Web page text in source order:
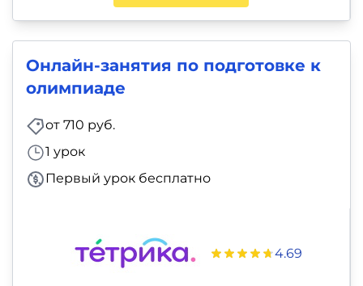
Онлайн-занятия по подготовке к
олимпиаде
от 710 руб.
1 урок
Первый урок бесплатно
4.69